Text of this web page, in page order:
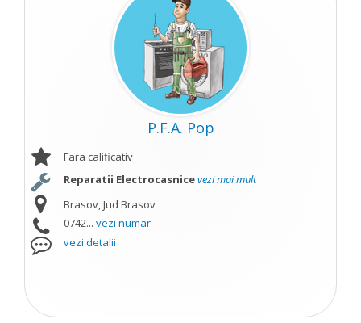
P.F.A. Pop
Fara calificativ
Reparatii Electrocasnicevezi mai mult
Brasov, Jud Brasov
0742... vezi numar
vezi detalii